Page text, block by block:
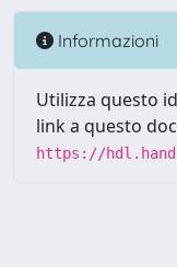
Informazioni
Utilizza questo
link a questo
https://